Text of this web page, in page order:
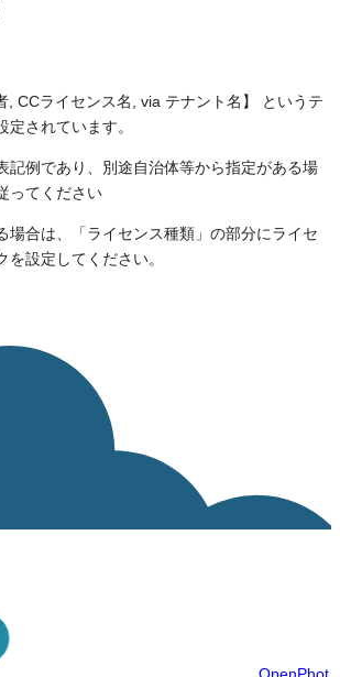
CCライセンス名, via テナント名】 というテ
定されています。
記例であり、別途自治体等から指定がある場
ってください
場合は、「ライセンス種類」の部分にライセ
を設定してください。